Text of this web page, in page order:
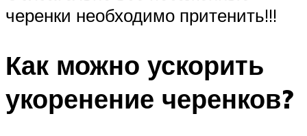
черенки необходимо притенить!!!
Как можно ускорить
укоренение черенков?